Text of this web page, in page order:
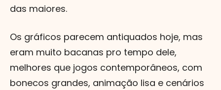
das maiores.
Os gráficos parecem antiquados hoje, mas
eram muito bacanas pro tempo dele,
melhores que jogos contemporâneos, com
bonecos grandes, animação lisa e cenários